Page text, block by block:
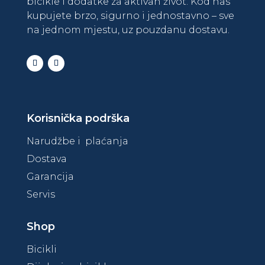
kupujete brzo, sigurno i jednostavno – sve
na jednom mjestu, uz pouzdanu dostavu.
Korisnička podrška
Narudžbe i plaćanja
Dostava
Garancija
Servis
Shop
Bicikli